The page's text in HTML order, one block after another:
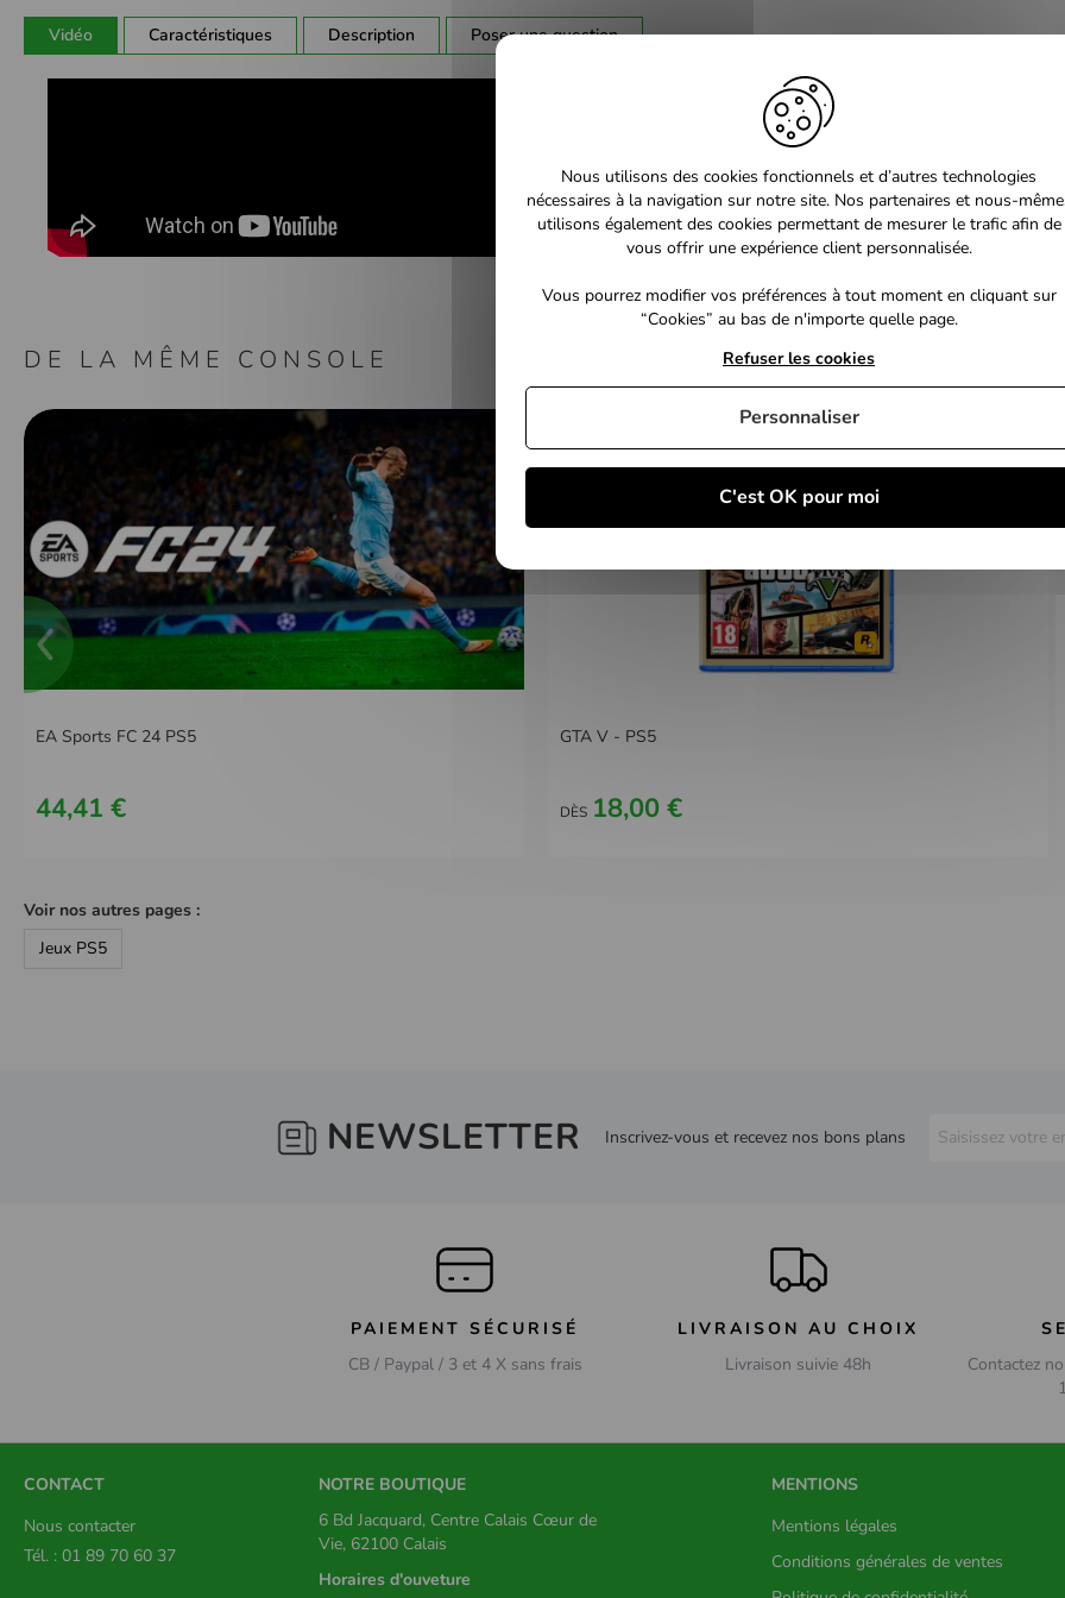
Galerie
d’images
Vidéo Caractéristiques Description Poser une question
DE LA MÊME CONSOLE
EA Sports FC 24 PS5
44,41 €
GTA V - PS5
DÈS 18,00 €
Voir nos autres pages :
Jeux PS5
NEWSLETTER Inscrivez-vous et recevez nos bons plans
PAIEMENT SÉCURISÉ
CB / Paypal / 3 et 4 X sans frais
LIVRAISON AU CHOIX
Livraison suivie 48h
Contactez
CONTACT
Nous contacter
Tél. : 01 89 70 60 37
NOTRE BOUTIQUE
6 Bd Jacquard, Centre Calais Cœur de
Vie, 62100 Calais
Horaires d'ouveture
MENTIONS
Mentions légales
Conditions générales de ventes
Nous utilisons des cookies fonctionnels et d’autres technologies
nécessaires à la navigation sur notre site. Nos partenaires et nous-
utilisons également des cookies permettant de mesurer le trafic afin de
vous offrir une expérience client personnalisée.
Vous pourrez modifier vos préférences à tout moment en cliquant sur
“Cookies” au bas de n'importe quelle page.
C'est OK pour moi
Refuser les cookies
Personnaliser